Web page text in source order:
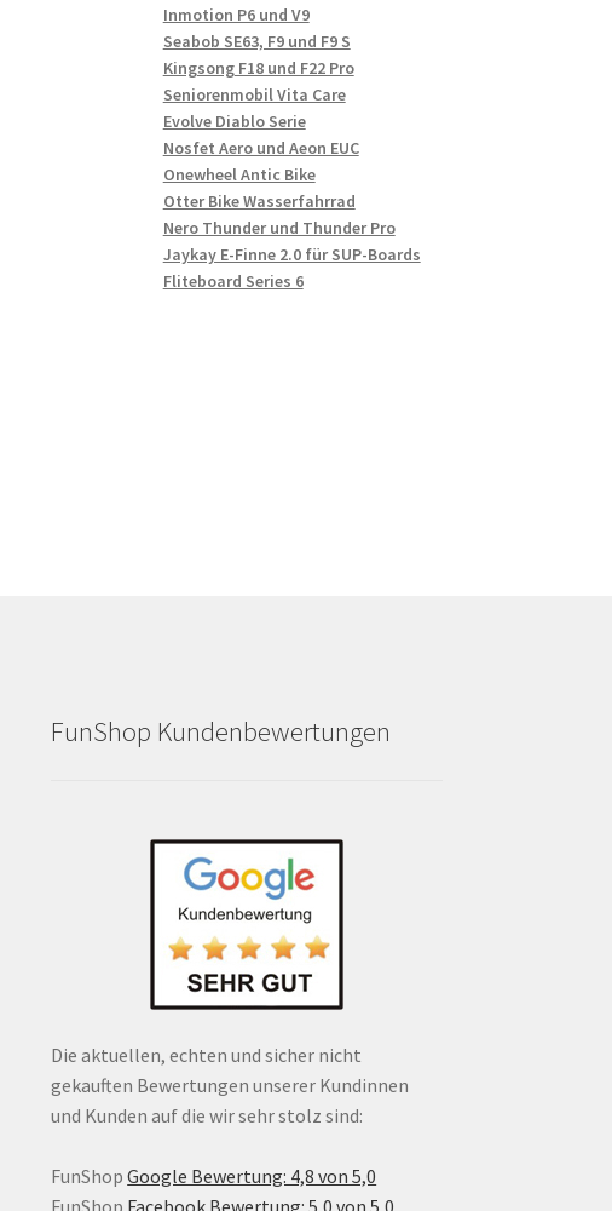
Inmotion P6 und V9
Seabob SE63, F9 und F9 S
Kingsong F18 und F22 Pro
Seniorenmobil Vita Care
Evolve Diablo Serie
Nosfet Aero und Aeon EUC
Onewheel Antic Bike
Otter Bike Wasserfahrrad
Nero Thunder und Thunder Pro
Jaykay E-Finne 2.0 für SUP-Boards
Fliteboard Series 6
FunShop Kundenbewertungen
Die aktuellen, echten und sicher nicht
gekauften Bewertungen unserer Kundinnen
und Kunden auf die wir sehr stolz sind:
FunShop Google Bewertung: 4,8 von 5,0
FunShop Facebook Bewertung: 5,0 von 5,0